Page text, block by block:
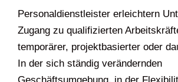
Welche Vorteile
Personaldienstleister erleichtern
Tražim posao
Tražim zaposlenike